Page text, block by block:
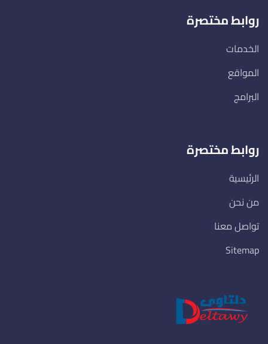
روابط مختصرة
الخدمات
المواقع
البرامج
روابط مختصرة
الرئيسية
من نحن
تواصل معنا
Sitemap